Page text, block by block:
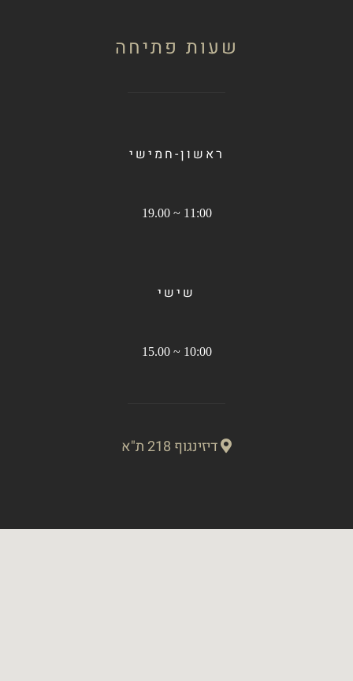
שעות פתיחה
ראשון-חמישי
11:00 ~ 19.00
שישי
10:00 ~ 15.00
דיזינגוף 218 ת"א